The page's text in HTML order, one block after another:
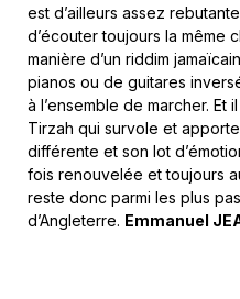
est d’ailleurs assez
d’écouter toujours la même
manière d’un riddim
pianos ou de guitares
à l’ensemble de marcher. Et
Tirzah qui survole et
différente et son lot
fois renouvelée et toujours
reste donc parmi les plus
d’Angleterre. Emmanuel